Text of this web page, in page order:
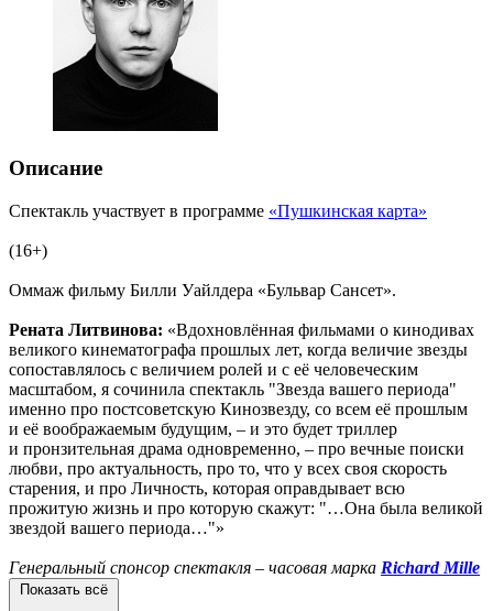
Описание
Спектакль участвует в программе «Пушкинская карта»
(16+)
Оммаж фильму Билли Уайлдера «Бульвар Сансет».
Рената Литвинова: «Вдохновлённая фильмами о кинодивах
великого кинематографа прошлых лет, когда величие звезды
сопоставлялось с величием ролей и с её человеческим
масштабом, я сочинила спектакль "Звезда вашего периода"
именно про постсоветскую Кинозвезду, со всем её прошлым
и её воображаемым будущим, – и это будет триллер
и пронзительная драма одновременно, – про вечные поиски
любви, про актуальность, про то, что у всех своя скорость
старения, и про Личность, которая оправдывает всю
прожитую жизнь и про которую скажут: "…Она была великой
звездой вашего периода…"»
Генеральный спонсор спектакля – часовая марка Richard Mille
Показать всё